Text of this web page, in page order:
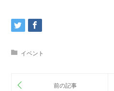
イベント